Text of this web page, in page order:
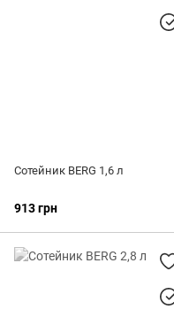
Сотейник BERG 1,6 л
913 грн